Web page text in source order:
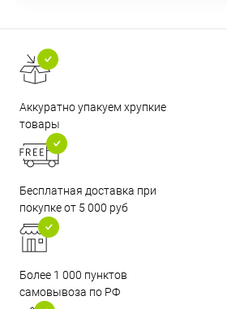
Аккуратно упакуем хрупкие
товары
Бесплатная доставка при
покупке от 5 000 руб
Более 1 000 пунктов
самовывоза по РФ